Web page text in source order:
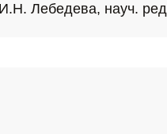
И.Н. Лебедева,